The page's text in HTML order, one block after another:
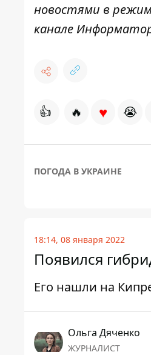
новостями в
канале
👍 🔥 ♥ 😭
ПОГОДА В УКРАИНЕ
18:14, 08 января 2022
Появился
Его нашли на
Ольга Дяченко
ЖУРНАЛИСТ